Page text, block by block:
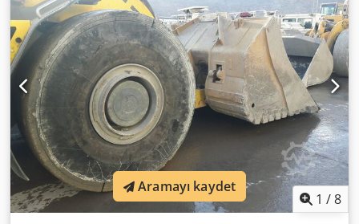
1 /8
Aramayı kaydet